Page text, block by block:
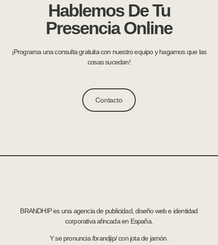
Hablemos De Tu
Presencia Online
¡Programa una consulta gratuita con nuestro equipo y hagamos que las
cosas sucedan!
Contacto
BRANDHIP es una agencia de publicidad, diseño web e identidad
corporativa afincada en España.
Y se pronuncia /brandjip/ con jota de jamón.